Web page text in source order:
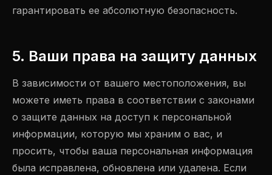
гарантировать ее абсолютную безопасность.
5. Ваши права на защиту данных
В зависимости от вашего местоположения, вы
можете иметь права в соответствии с законами
о защите данных на доступ к персональной
информации, которую мы храним о вас, и
просить, чтобы ваша персональная информация
была исправлена, обновлена или удалена. Если